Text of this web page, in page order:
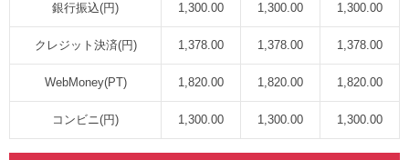
銀行振込(円) 1,300.00 1,300.00 1,300.00
クレジット決済(円) 1,378.00 1,378.00 1,378.00
WebMoney(PT) 1,820.00 1,820.00 1,820.00
コンビニ(円) 1,300.00 1,300.00 1,300.00